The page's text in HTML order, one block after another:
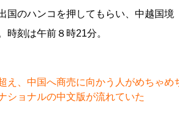
国のハンコを押してもらい、中越国境
時刻は午前８時21分。
え、中国へ商売に向かう人がめちゃめ
ショナルの中文版が流れていた